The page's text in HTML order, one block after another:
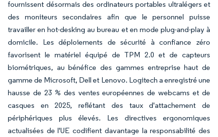
fournissent désormais des ordinateurs portables ultralégers et
des moniteurs secondaires afin que le personnel puisse
travailler en hot-desking au bureau et en mode plug-and-play à
domicile. Les déploiements de sécurité à confiance zéro
favorisent le matériel équipé de TPM 2.0 et de capteurs
biométriques, au bénéfice des gammes entreprise haut de
gamme de Microsoft, Dell et Lenovo. Logitech a enregistré une
hausse de 23 % des ventes européennes de webcams et de
casques en 2025, reflétant des taux d'attachement de
périphériques plus élevés. Les directives ergonomiques
actualisées de l'UE codifient davantage la responsabilité des